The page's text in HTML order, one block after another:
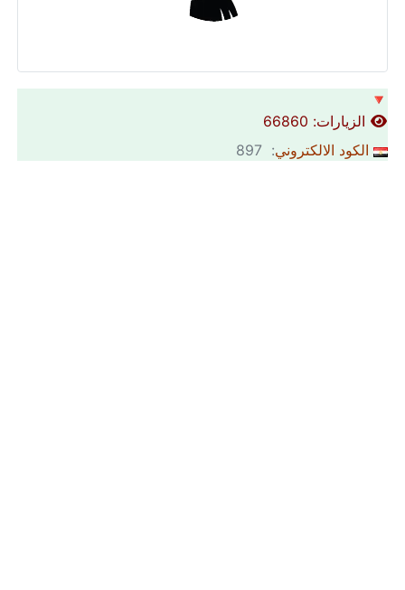
🔻
الزيارات: 66860
الكود الالكتروني: 897